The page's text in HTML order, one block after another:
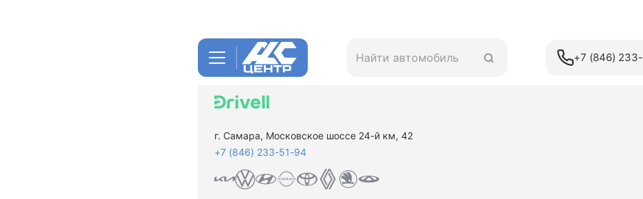
+7 (846)
г. Самара, Московское шоссе 24-й км, 42
+7 (846) 233-51-94